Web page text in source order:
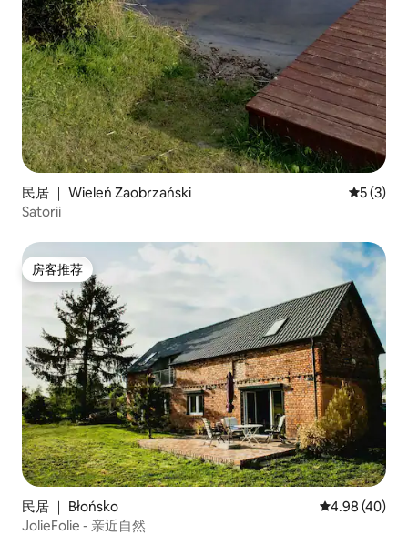
民居 ｜ Wieleń Zaobrzański 平均评分
5 (3)
Satorii
房客推荐
房客推荐
民居 ｜ Błońsko 平均评分
4.98 (40)
JolieFolie - 亲近自然